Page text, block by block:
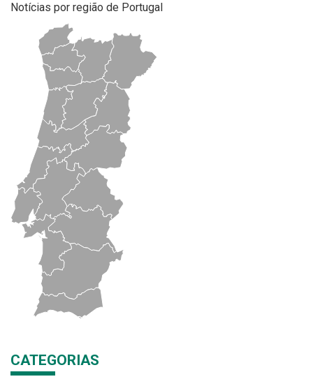
Notícias por região de Portugal
CATEGORIAS